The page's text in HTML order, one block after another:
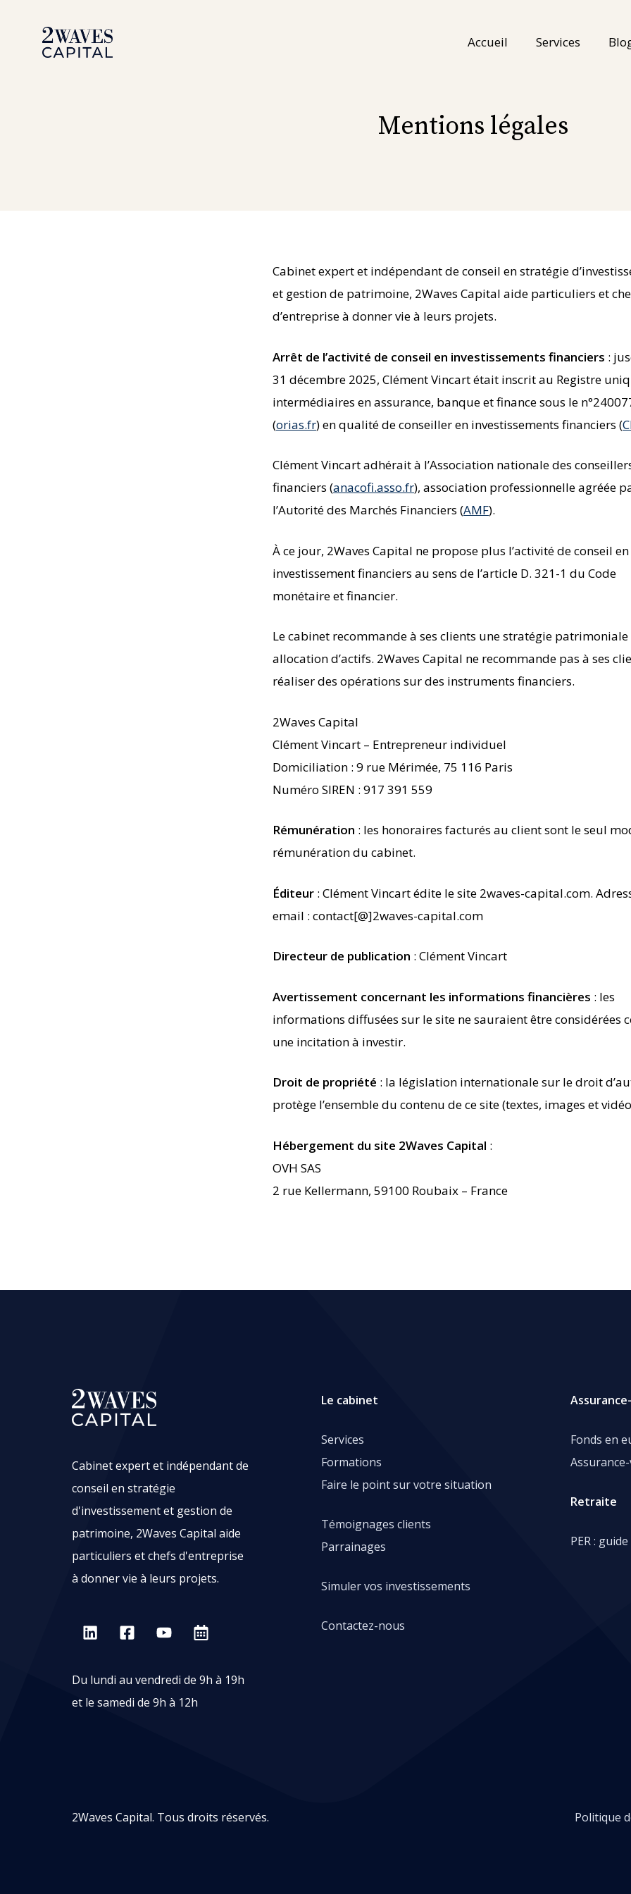
contenu
Accueil Services
Mentions légales
Cabinet expert et indépendant de conseil en stratégie
et gestion de patrimoine, 2Waves Capital aide particuliers et
d’entreprise à donner vie à leurs projets.
Arrêt de l’activité de conseil en investissements financiers :
31 décembre 2025, Clément Vincart était inscrit au Registre
intermédiaires en assurance, banque et finance sous le
(orias.fr) en qualité de conseiller en investissements financiers (
Clément Vincart adhérait à l’Association nationale des
financiers (anacofi.asso.fr), association professionnelle agréée
l’Autorité des Marchés Financiers (AMF).
À ce jour, 2Waves Capital ne propose plus l’activité de conseil en
investissement financiers au sens de l’article D. 321-1 du Code
monétaire et financier.
Le cabinet recommande à ses clients une stratégie
allocation d’actifs. 2Waves Capital ne recommande pas à ses
réaliser des opérations sur des instruments financiers.
2Waves Capital
Clément Vincart – Entrepreneur individuel
Domiciliation : 9 rue Mérimée, 75 116 Paris
Numéro SIREN : 917 391 559
Rémunération : les honoraires facturés au client sont le seul
rémunération du cabinet.
Éditeur : Clément Vincart édite le site 2waves-capital.com.
email : contact[@]2waves-capital.com
Directeur de publication : Clément Vincart
Avertissement concernant les informations financières : les
informations diffusées sur le site ne sauraient être considérées
une incitation à investir.
Droit de propriété : la législation internationale sur le droit
protège l’ensemble du contenu de ce site (textes, images et
Hébergement du site 2Waves Capital :
OVH SAS
2 rue Kellermann, 59100 Roubaix – France
Cabinet expert et indépendant de
conseil en stratégie
d'investissement et gestion de
patrimoine, 2Waves Capital aide
particuliers et chefs d'entreprise
à donner vie à leurs projets.
Du lundi au vendredi de 9h à 19h
et le samedi de 9h à 12h
Le cabinet
Services
Formations
Faire le point sur votre situation
Témoignages clients
Parrainages
Simuler vos investissements
Contactez-nous
Fonds en
Retraite
PER :
2Waves Capital. Tous droits réservés. Politique